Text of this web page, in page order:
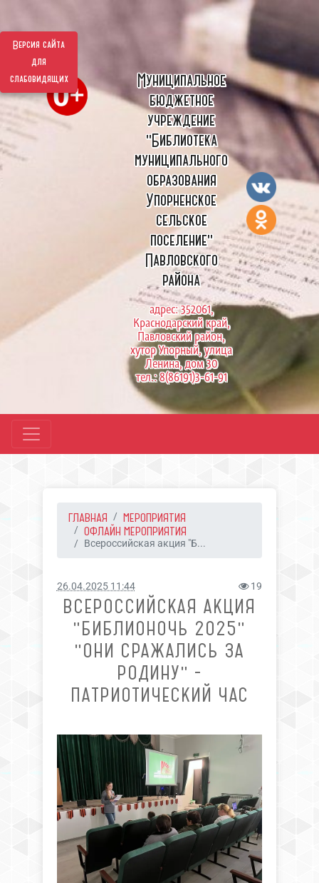
Версия сайта
для
слабовидящих
Муниципальное
бюджетное
учреждение
"Библиотека
муниципального
образования
Упорненское
сельское
поселение"
Павловского
района
адрес: 352061,
Краснодарский край,
Павловский район,
хутор Упорный, улица
Ленина, дом 30
тел.: 8(86191)3-61-91
ГЛАВНАЯ
МЕРОПРИЯТИЯ
ОФЛАЙН МЕРОПРИЯТИЯ
Всероссийская акция "Б...
26.04.2025 11:44 19
ВСЕРОССИЙСКАЯ АКЦИЯ
"БИБЛИОНОЧЬ 2025"
"ОНИ СРАЖАЛИСЬ ЗА
РОДИНУ" -
ПАТРИОТИЧЕСКИЙ ЧАС